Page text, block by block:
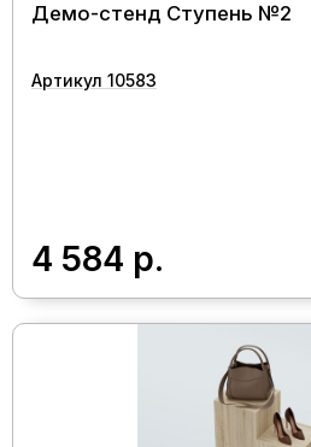
Демо-стенд Ступень №2
Артикул 10583
4 584 р.